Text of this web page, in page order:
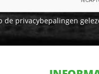
de privacybepalingen